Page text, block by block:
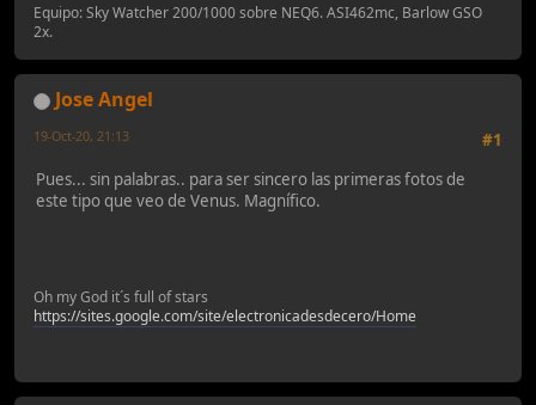
Equipo: Sky Watcher 200/1000 sobre NEQ6. ASI462mc, Barlow GSO
2x.
Jose Angel
#1
19-Oct-20, 21:13
Pues... sin palabras.. para ser sincero las primeras fotos de
este tipo que veo de Venus. Magnífico.
Oh my God it´s full of stars
https://sites.google.com/site/electronicadesdecero/Home